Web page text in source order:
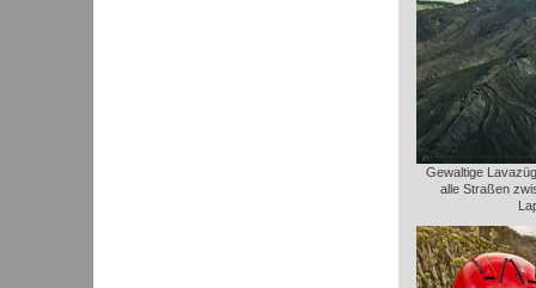
Gewaltige
alle Straßen